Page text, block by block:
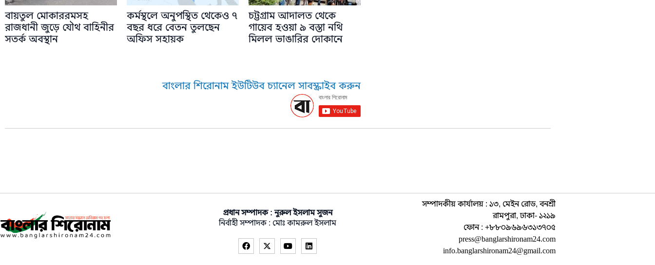
বায়তুল মোকাররমসহ
রাজধানী জুড়ে যৌথ বাহিনীর
সতর্ক অবস্থান
কর্মস্থলে অনুপস্থিত থেকেও ৭
বছর ধরে বেতন তুলছেন
অফিস সহায়ক
চট্টগ্রাম আদালত থেকে
গায়েব হওয়া ৯ বস্তা নথি
মিলল ভাঙারির দোকানে
বাংলার শিরোনাম ইউটিউব চ্যানেল সাবস্ক্রাইব করুন
প্রধান সম্পাদক : নুরুল ইসলাম সুজন
নির্বাহী সম্পাদক : মোঃ কামরুল ইসলাম
সম্পাদকীয় কার্যালয় : ১৩, মেইন রোড, বনশ্রী
রামপুরা, ঢাকা- ১২১৯
ফোন : +৮৮০৯৬৯৬৩১৩৭০৫
press@banglarshironam24.com
info.banglarshironam24@gmail.com